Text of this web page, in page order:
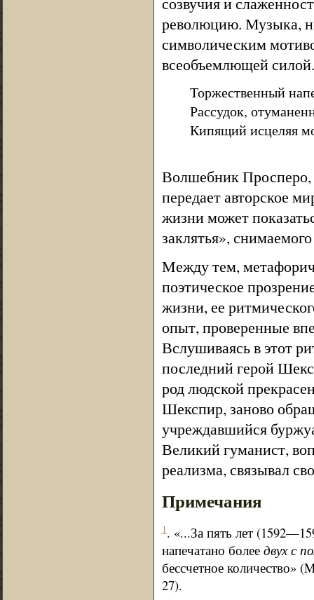
революцию. Музыка,
символическим
всеобъемлющей силой.
Торжественный
Рассудок,
Кипящий исцеляя
Волшебник Просперо,
передает авторское
жизни может
заклятья»,
Между тем,
поэтическое
жизни, ее
опыт, проверенные
Вслушиваясь в этот
последний герой
род людской
Шекспир, заново
учреждавшийся
Великий гуманист,
реализма, связывал
Примечания
1. «...За пять лет
напечатано более двух с
бессчетное
27).